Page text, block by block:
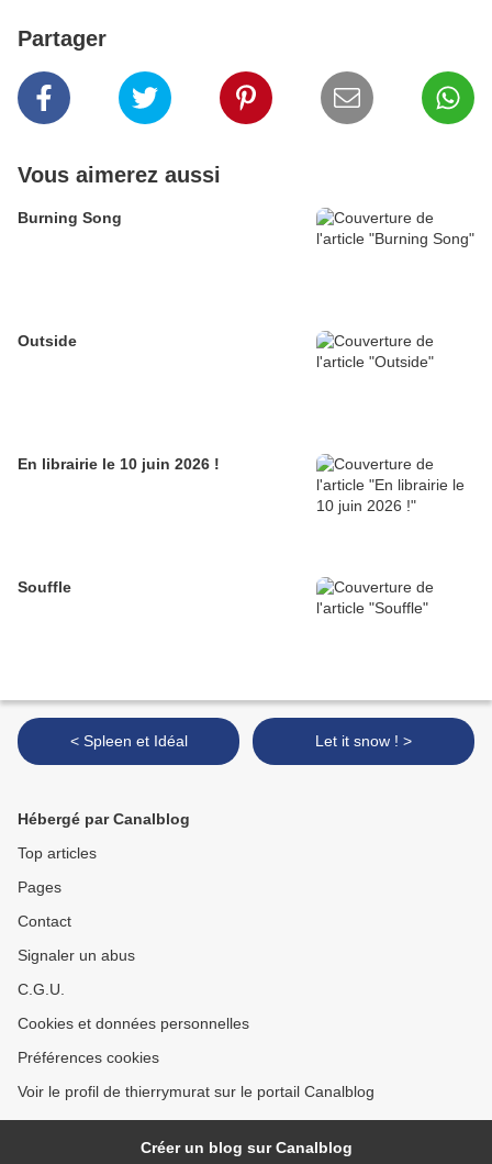
Partager
Vous aimerez aussi
Burning Song
Outside
En librairie le 10 juin 2026 !
Souffle
< Spleen et Idéal Let it snow ! >
Hébergé par Canalblog
Top articles
Pages
Contact
Signaler un abus
C.G.U.
Cookies et données personnelles
Préférences cookies
Voir le profil de thierrymurat sur le portail Canalblog
Créer un blog sur Canalblog